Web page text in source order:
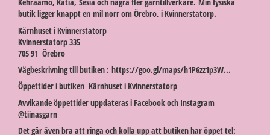
butik ligger knappt en mil norr om Örebro, i Kvinnerstatorp.
Kärnhuset i Kvinnerstatorp
Kvinnerstatorp 335
705 91 Örebro
Vägbeskrivning till butiken : https://goo.gl/maps/h1P6zz1p3W...
Öppettider i butiken Kärnhuset i Kvinnerstatorp
Avvikande öppettider uppdateras i Facebook och Instagram
@tiinasgarn
Det går även bra att ringa och kolla upp att butiken har öppet tel: